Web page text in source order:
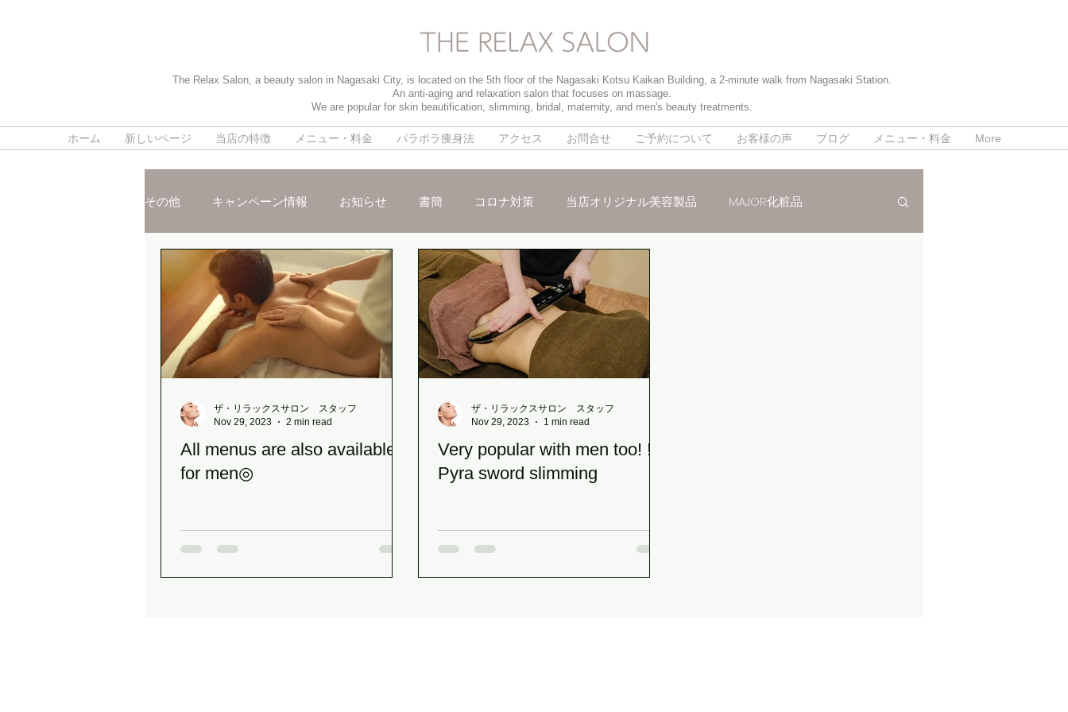
The Relax Salon, a beauty salon in Nagasaki City, is located on the 5th floor of the Nagasaki Kotsu Kaikan Building, a 2-minute walk from Nagasaki Station.
An anti-aging and relaxation salon that focuses on massage.
We are popular for skin beautification, slimming, bridal, maternity, and men's beauty treatments.
ホーム 新しいページ 当店の特徴 メニュー・料金 パラボラ痩身法 アクセス お問合せ ご予約について お客様の声 ブログ メニュー・料金 More
その他 キャンペーン情報 お知らせ 書簡 コロナ対策 当店オリジナル美容製品 MAJOR化粧品
施術ご紹介 スタッフおススメ パイラソード ブライダルメニュー
All menus are also available
for men◎
ザ・リラックスサロン スタッフ
Nov 29, 2023
2 min read
Very popular with men too! !
Pyra sword slimming
ザ・リラックスサロン スタッフ
Nov 29, 2023
1 min read